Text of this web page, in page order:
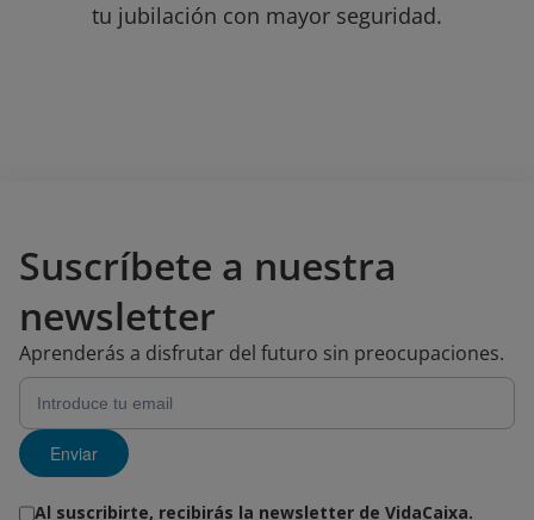
tu jubilación con mayor seguridad.
Suscríbete a nuestra
newsletter
Aprenderás a disfrutar del futuro sin preocupaciones.
Enviar
Al suscribirte, recibirás la newsletter de VidaCaixa.